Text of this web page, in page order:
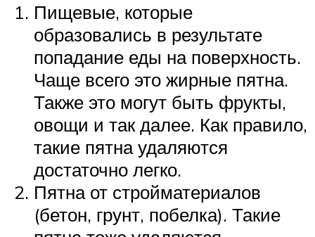
Пищевые, которые
образовались в результате
попадание еды на поверхность.
Чаще всего это жирные пятна.
Также это могут быть фрукты,
овощи и так далее. Как правило,
такие пятна удаляются
достаточно легко.
Пятна от стройматериалов
(бетон, грунт, побелка). Такие